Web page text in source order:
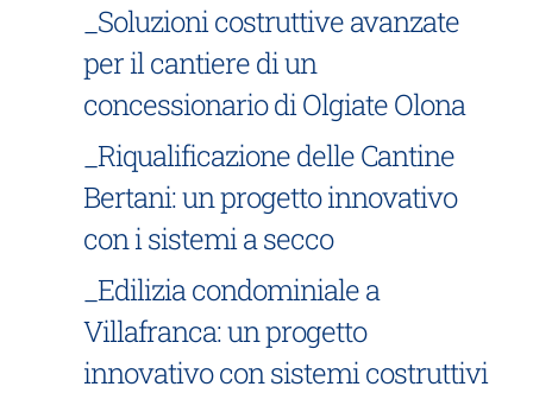
_Soluzioni costruttive avanzate
per il cantiere di un
concessionario di Olgiate Olona
_Riqualificazione delle Cantine
Bertani: un progetto innovativo
con i sistemi a secco
_Edilizia condominiale a
Villafranca: un progetto
innovativo con sistemi costruttivi